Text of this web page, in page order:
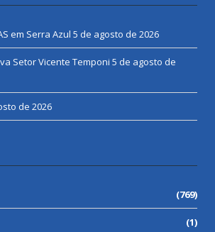
em Serra Azul 5 de agosto de 2026
Setor Vicente Temponi 5 de agosto de
de 2026
(769)
(1)